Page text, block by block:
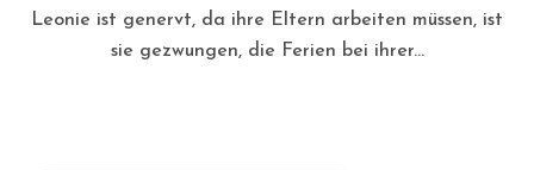
Leonie ist genervt, da ihre Eltern arbeiten müssen, ist
sie gezwungen, die Ferien bei ihrer...